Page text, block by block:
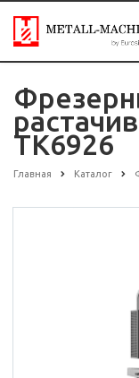
TK6926
Главная Каталог